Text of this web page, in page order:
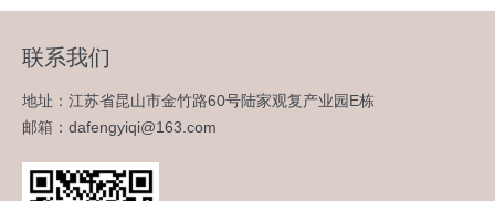
联系我们
地址：江苏省昆山市金竹路60号陆家观复产业园E栋
邮箱：dafengyiqi@163.com